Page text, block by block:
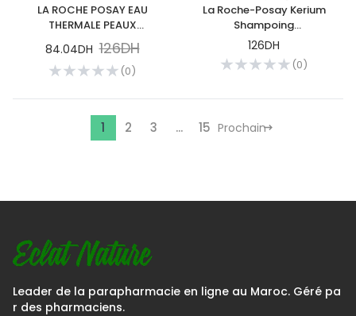
LA ROCHE POSAY EAU
THERMALE PEAUX
SENSIBLES 150 ML
84.04DH 126DH
(0)
La Roche-Posay Kerium
Shampoing
Antipelliculaire Pellicules
126DH
(0)
1 2 3 ... 15 Prochain
Leader de la parapharmacie en ligne au Maroc. Géré pa
r des pharmaciens.